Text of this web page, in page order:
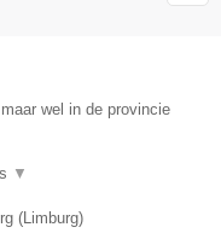
wel in de provincie
▼
(Limburg)